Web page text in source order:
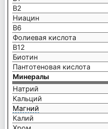
B2
Ниацин
B6
Фолиевая кислота
B12
Биотин
Пантотеновая кислота
Минералы
Натрий
Кальций
Магний
Калий